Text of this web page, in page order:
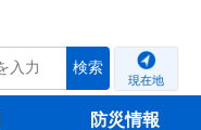
検索
現在地
防災情報